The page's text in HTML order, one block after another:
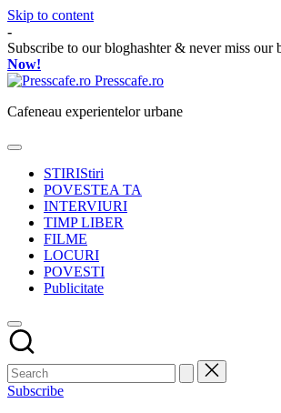
Skip to content
-
Subscribe to our bloghashter & never miss our
Now!
Presscafe.ro
Cafeneau experientelor urbane
STIRIStiri
POVESTEA TA
INTERVIURI
TIMP LIBER
FILME
LOCURI
POVESTI
Publicitate
Subscribe